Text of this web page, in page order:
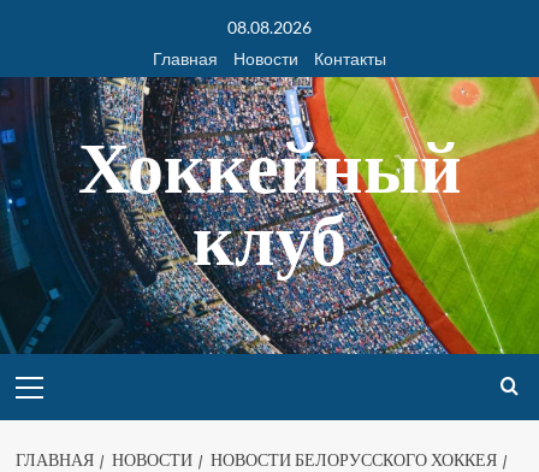
08.08.2026
Главная
Новости Контакты
Хоккейный
клуб
ГЛАВНАЯ НОВОСТИ
НОВОСТИ БЕЛОРУССКОГО ХОККЕЯ